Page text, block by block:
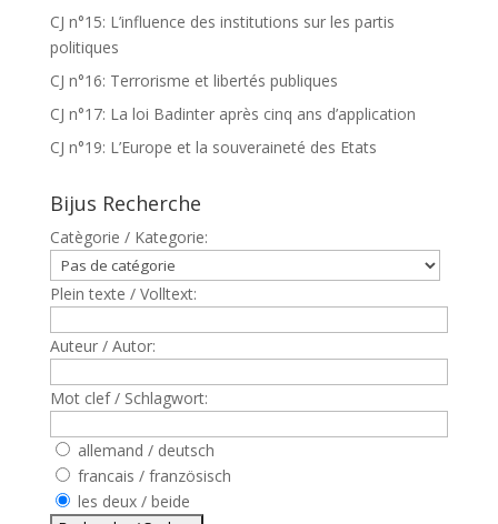
CJ n°15: L’influence des institutions sur les partis
politiques
CJ n°16: Terrorisme et libertés publiques
CJ n°17: La loi Badinter après cinq ans d’application
CJ n°19: L’Europe et la souveraineté des Etats
Bijus Recherche
Catègorie / Kategorie:
Plein texte / Volltext:
Auteur / Autor:
Mot clef / Schlagwort:
allemand / deutsch
francais / französisch
les deux / beide